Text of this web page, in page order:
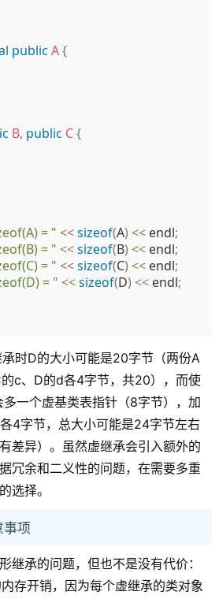
public A{
B, public C{
= " <<sizeof(A) << endl;
= " <<sizeof(B) << endl;
= " <<sizeof(C) << endl;
= " <<sizeof(D) << endl;
时D的大小可能是20字节（两份A
c、D的d各4字节，共20），而使
一个虚基类表指针（8字节），加
4字节，总大小可能是24字节左右
差异）。虽然虚继承会引入额外的
冗余和二义性的问题，在需要多重
选择。
事项
继承的问题，但也不是没有代价：
存开销，因为每个虚继承的类对象